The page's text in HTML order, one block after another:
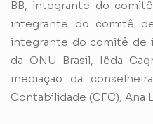
BB, integrante do
integrante do comitê
integrante do comitê de
da ONU Brasil, Iêda
mediação da
Contabilidade (CFC), Ana